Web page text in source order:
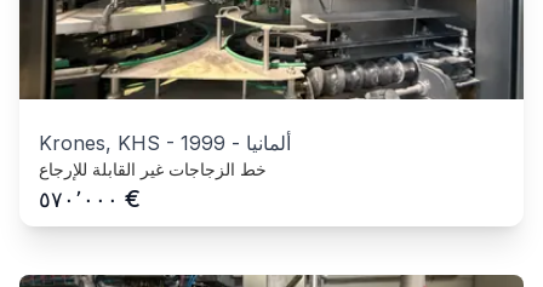
Krones, KHS - 1999 - ألمانيا
خط الزجاجات غير القابلة للإرجاع
٥٧٠٬٠٠٠ €